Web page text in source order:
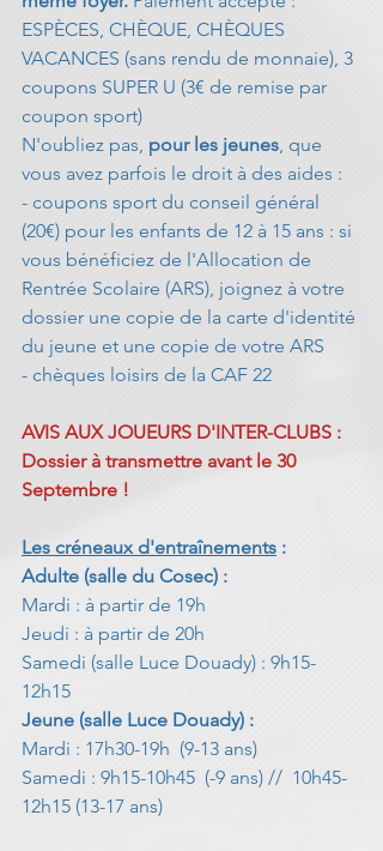
ESPÈCES, CHÈQUE, CHÈQUES
VACANCES (sans rendu de monnaie), 3
coupons SUPER U (3€ de remise par
coupon sport)
N'oubliez pas, pour les jeunes, que
vous avez parfois le droit à des aides :
- coupons sport du conseil général
(20€) pour les enfants de 12 à 15 ans : si
vous bénéficiez de l'Allocation de
Rentrée Scolaire (ARS), joignez à votre
dossier une copie de la carte d'identité
du jeune et une copie de votre ARS
- chèques loisirs de la CAF 22
AVIS AUX JOUEURS D'INTER-CLUBS :
Dossier à transmettre avant le 30
Septembre !
Les créneaux d'entraînements :
Adulte (salle du Cosec) :
Mardi : à partir de 19h
Jeudi : à partir de 20h
Samedi (salle Luce Douady) : 9h15-
12h15
Jeune (salle Luce Douady) :
Mardi : 17h30-19h  (9-13 ans)
Samedi : 9h15-10h45  (-9 ans) //  10h45-
12h15 (13-17 ans)